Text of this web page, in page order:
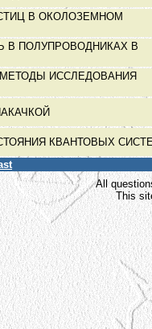
В ОКОЛОЗЕМНОМ
В ПОЛУПРОВОДНИКАХ В
ИССЛЕДОВАНИЯ
КВАНТОВЫХ
All
This